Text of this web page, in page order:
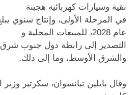
نقية وسيارات كهربائية هجينة
عام 2028، للمبيعات المحلية و
التصدير إلى رابطة دول جنوب شرق
والشرق الأوسط، وما إلى ذلك.
وقال بايلين تيانسوان، سكرتير وزير